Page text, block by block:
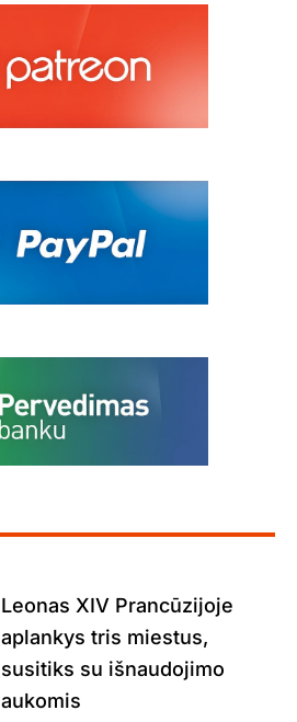
Leonas XIV Prancūzijoje
aplankys tris miestus,
susitiks su išnaudojimo
aukomis